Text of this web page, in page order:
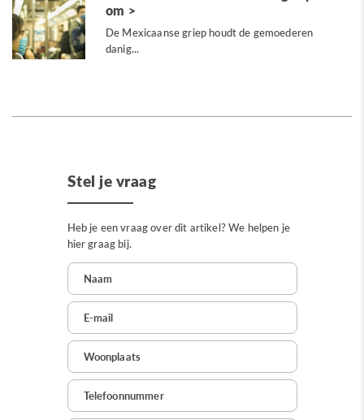
om
De Mexicaanse griep houdt de gemoederen
danig...
Stel je vraag
Heb je een vraag over dit artikel? We helpen je
hier graag bij.